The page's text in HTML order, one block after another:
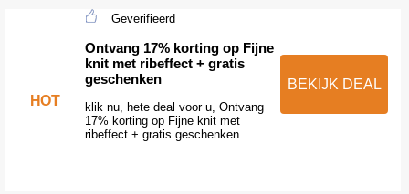
HOT
Geverifieerd
Ontvang 17% korting op Fijne
knit met ribeffect + gratis
geschenken
klik nu, hete deal voor u, Ontvang
17% korting op Fijne knit met
ribeffect + gratis geschenken
BEKIJK DEAL